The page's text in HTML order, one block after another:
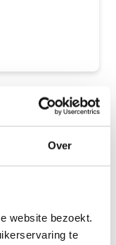
Over
website bezoekt.
te
2025 om 17:57 uur
heel moeizaam
erbij en
eigen grens
dat is heel